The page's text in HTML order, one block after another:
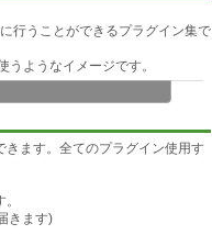
行うことができるプラグイン集で
ようなイメージです。
す。
ます。全てのプラグイン使用す
きます)